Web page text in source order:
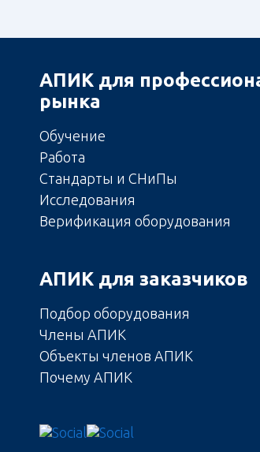
АПИК для
рынка
Обучение
Работа
Стандарты и СНиПы
Исследования
Верификация оборудования
АПИК для заказчиков
Подбор оборудования
Члены АПИК
Объекты членов АПИК
Почему АПИК